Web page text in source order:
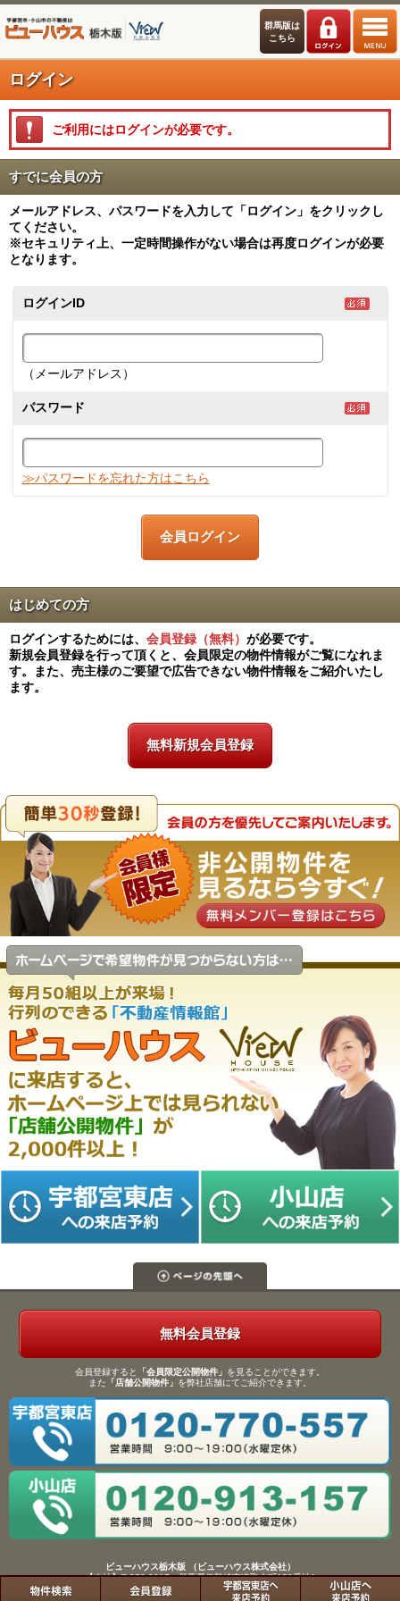
群馬版は
こちら
ログイン
ご利用にはログインが必要です。
すでに会員の方
メールアドレス、パスワードを入力して「ログイン」をクリックし
てください。
※セキュリティ上、一定時間操作がない場合は再度ログインが必要
となります。
ログインID
（メールアドレス）
パスワード
≫パスワードを忘れた方はこちら
はじめての方
ログインするためには、 会員登録（無料） が必要です。
新規会員登録を行って頂くと、会員限定の物件情報がご覧になれま
す。また、売主様のご要望で広告できない物件情報をご紹介いたし
ます。
無料新規会員登録
無料会員登録
会員登録すると 「会員限定公開物件」 を見ることができます。
また 「店舗公開物件」 を弊社店舗にてご紹介できます。
ビューハウス栃木版 （ビューハウス株式会社）
【本社】〒372-0817 群馬県伊勢崎市連取本町158番地1
TEL：0270-61-9133／FAX：0270-61-9155